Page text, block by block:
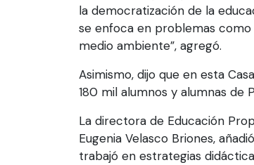
la democratización de la
se enfoca en problemas
medio ambiente”, agregó.
Asimismo, dijo que en esta
180 mil alumnos y alumnas de
La directora de Educación
Eugenia Velasco Briones,
trabajó en estrategias